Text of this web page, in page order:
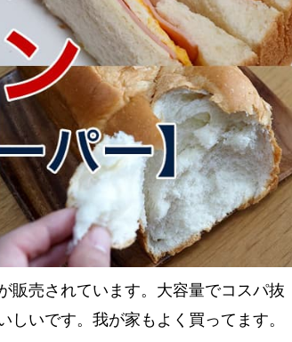
販売されています。大容量でコスパ抜
いです。我が家もよく買ってます。